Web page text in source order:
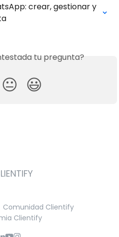
crear, gestionar y
tu pregunta?
😐 😃
Comunidad Clientify
Clientify